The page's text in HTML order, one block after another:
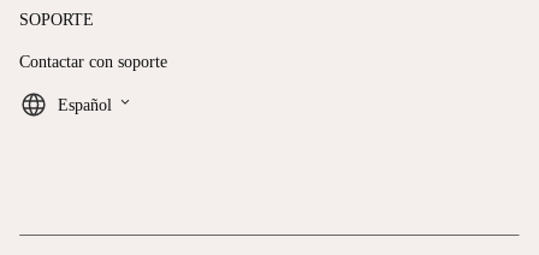
SOPORTE
Contactar con soporte
Español keyboard_arrow_down